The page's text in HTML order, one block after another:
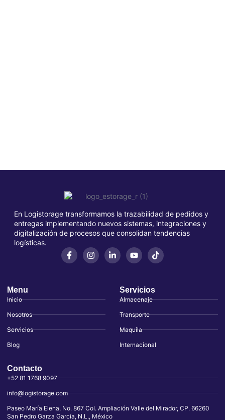
En Logistorage transformamos la trazabilidad de pedidos y
entregas implementando nuevos sistemas, integraciones y
digitalización de procesos que consolidan tendencias
logísticas.
Menu
Inicio
Nosotros
Servicios
Blog
Servicios
Almacenaje
Transporte
Maquila
Internacional
Contacto
+52 81 1768 9097
info@logistorage.com
Paseo María Elena, No. 867 Col. Ampliación Valle del Mirador, CP. 66260
San Pedro Garza García, N.L., México